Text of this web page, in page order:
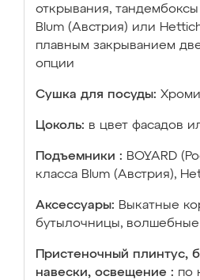
открывания, тандембоксы
Blum (Австрия) или
плавным закрыванием
опции
Сушка для посуды:
Цоколь: в цвет фасадов
Подъемники : BOYARD
класса Blum (Австрия),
Аксессуары: Выкатные
бутылочницы, волшебные
Пристеночный плинтус,
навески, освещение : по